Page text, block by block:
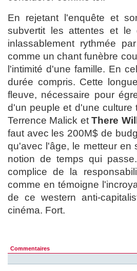
En rejetant l'enquête et
subvertit les attentes et le
inlassablement rythmée
comme un chant funèbre
l'intimité d'une famille. En
durée compris. Cette
fleuve, nécessaire pour
d'un peuple et d'une culture
Terrence Malick etThere
faut avec les 200M$ de
qu'avec l'âge, le metteur en
notion de temps qui
complice de la
comme en témoigne
de ce western anti-
cinéma. Fort.
Commentaires